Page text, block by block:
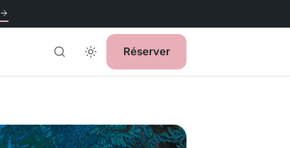
Réserver